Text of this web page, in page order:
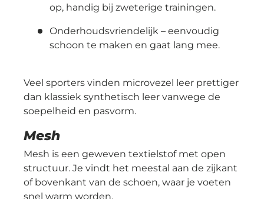
op, handig bij zweterige trainingen.
Onderhoudsvriendelijk – eenvoudig
schoon te maken en gaat lang mee.
Veel sporters vinden microvezel leer prettiger
dan klassiek synthetisch leer vanwege de
soepelheid en pasvorm.
Mesh
Mesh is een geweven textielstof met open
structuur. Je vindt het meestal aan de zijkant
of bovenkant van de schoen, waar je voeten
snel warm worden.